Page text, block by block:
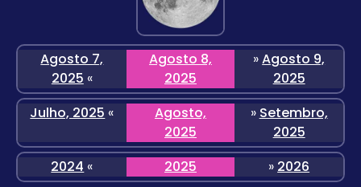
Agosto 7,
2025 «
Agosto 8,
2025
»Agosto 9,
2025
Julho, 2025 «
Agosto,
2025
» Setembro,
2025
2024 « 2025 » 2026